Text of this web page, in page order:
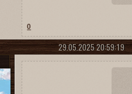
0
29.05.2025 20:59:19